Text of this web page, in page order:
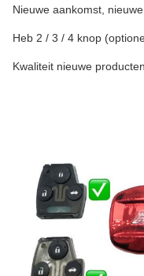
Nieuwe aankomst,
Heb 2 / 3 / 4 knop
Kwaliteit nieuwe